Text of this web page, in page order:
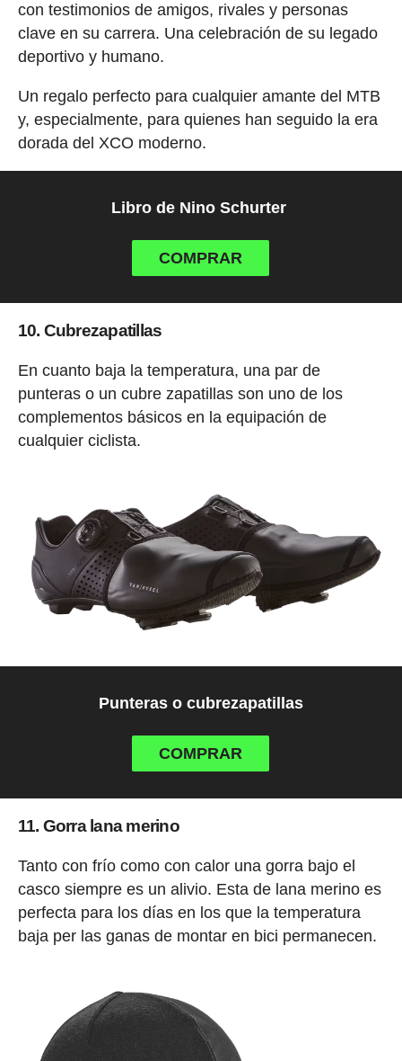
con testimonios de amigos, rivales y personas
clave en su carrera. Una celebración de su legado
deportivo y humano.
Un regalo perfecto para cualquier amante del MTB
y, especialmente, para quienes han seguido la era
dorada del XCO moderno.
Libro de Nino Schurter
COMPRAR
10. Cubrezapatillas
En cuanto baja la temperatura, una par de
punteras o un cubre zapatillas son uno de los
complementos básicos en la equipación de
cualquier ciclista.
Punteras o cubrezapatillas
COMPRAR
11. Gorra lana merino
Tanto con frío como con calor una gorra bajo el
casco siempre es un alivio. Esta de lana merino es
perfecta para los días en los que la temperatura
baja per las ganas de montar en bici permanecen.